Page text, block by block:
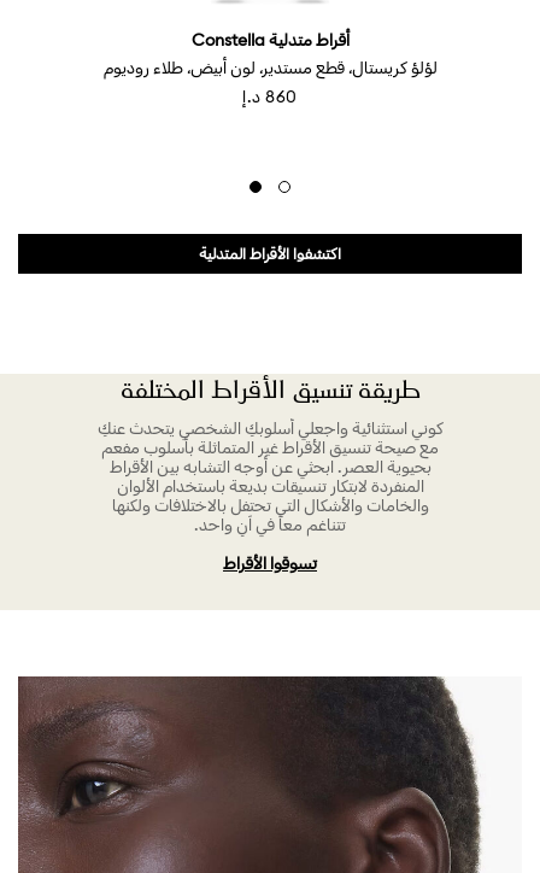
أقراط متدلية Constella
لؤلؤ كريستال، قطع مستدير، لون أبيض، طلاء روديوم
اكتشفوا الأقراط المتدلية
طريقة تنسيق الأقراط المختلفة
كوني استثنائية واجعلي أسلوبكِ الشخصي يتحدث عنكِ
مع صيحة تنسيق الأقراط غير المتماثلة بأسلوب مفعم
بحيوية العصر. ابحثي عن أوجه التشابه بين الأقراط
المنفردة لابتكار تنسيقات بديعة باستخدام الألوان
والخامات والأشكال التي تحتفل بالاختلافات ولكنها
تتناغم معاً في آنِ واحد.
تسوقوا الأقراط